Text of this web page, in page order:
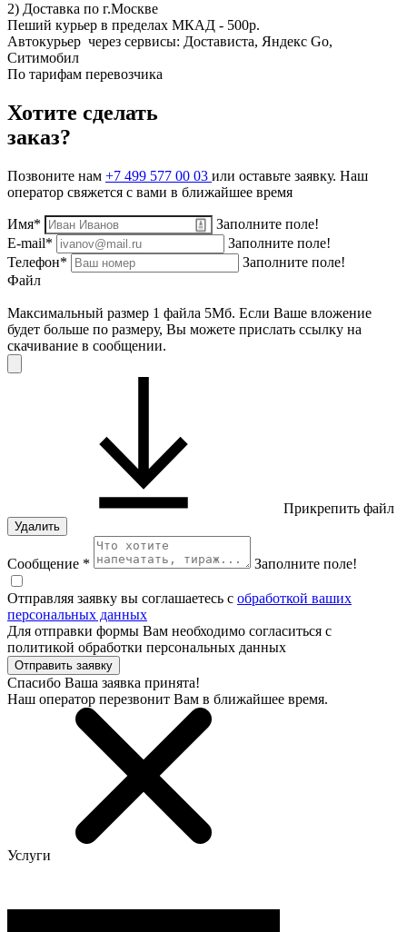
2) Доставка по г.Москве
Пеший курьер в пределах МКАД - 500р.
Автокурьер через сервисы: Достависта, Яндекс Go,
Ситимобил
По тарифам перевозчика
Хотите сделать
заказ?
Позвоните нам +7 499 577 00 03 или оставьте заявку. Наш
оператор свяжется с вами в ближайшее время
Имя*
Заполните поле!
E-mail*
Заполните поле!
Телефон*
Заполните поле!
Файл
Максимальный размер 1 файла 5Мб. Если Ваше вложение
будет больше по размеру, Вы можете прислать ссылку на
скачивание в сообщении.
Прикрепить файл
Удалить
Сообщение * Заполните поле!
Отправляя заявку вы соглашаетесь с обработкой ваших
персональных данных
Для отправки формы Вам необходимо согласиться с
политикой обработки персональных данных
Отправить заявку
Спасибо Ваша заявка принята!
Наш оператор перезвонит Вам в ближайшее время.
Услуги